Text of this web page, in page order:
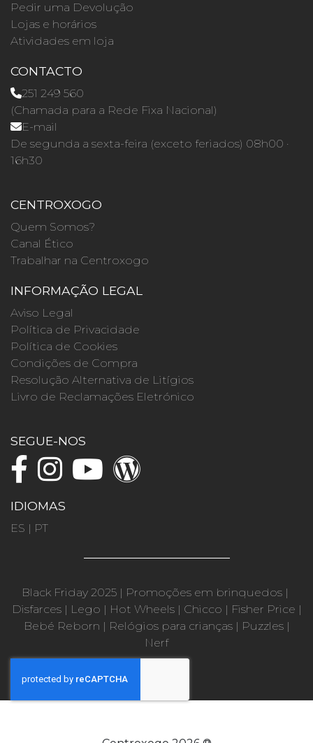
Pedir uma Devolução
Lojas e horários
Atividades em loja
CONTACTO
251 249 560
(Chamada para a Rede Fixa Nacional)
E-mail
De segunda a sexta-feira (exceto feriados) 08h00 ·
16h30
CENTROXOGO
Quem Somos?
Canal Ético
Trabalhar na Centroxogo
INFORMAÇÃO LEGAL
Aviso Legal
Política de Privacidade
Política de Cookies
Condições de Compra
Resolução Alternativa de Litígios
Livro de Reclamações Eletrónico
SEGUE-NOS
IDIOMAS
ES | PT
Black Friday 2025 | Promoções em brinquedos |
Disfarces| Lego | Hot Wheels| Chicco | Fisher Price |
Bebé Reborn | Relógios para crianças| Puzzles|
Nerf